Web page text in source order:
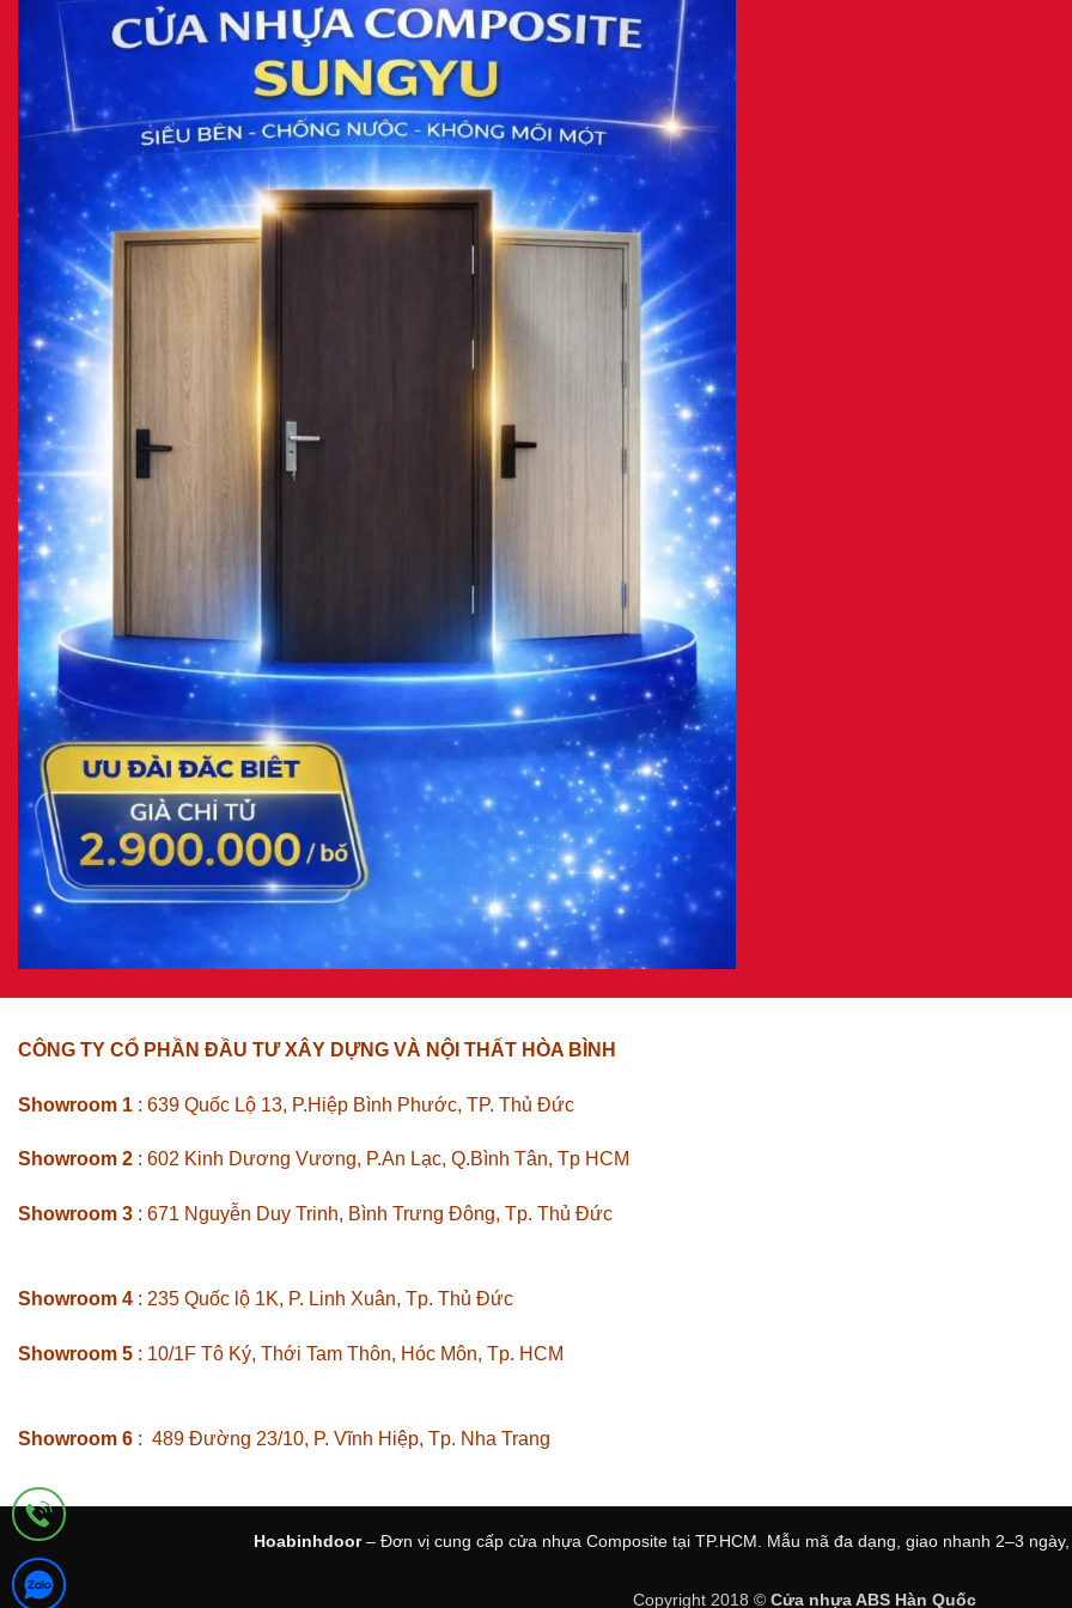
CÔNG TY CỔ PHẦN ĐẦU TƯ XÂY DỰNG VÀ NỘI THẤT HÒA BÌNH
Showroom 1 : 639 Quốc Lộ 13, P.Hiệp Bình Phước, TP. Thủ Đức
Showroom 2 : 602 Kinh Dương Vương, P.An Lạc, Q.Bình Tân, Tp HCM
Showroom 3 : 671 Nguyễn Duy Trinh, Bình Trưng Đông, Tp. Thủ Đức
Showroom 4 : 235 Quốc lộ 1K, P. Linh Xuân, Tp. Thủ Đức
Showroom 5 : 10/1F Tô Ký, Thới Tam Thôn, Hóc Môn, Tp. HCM
Showroom 6 : 489 Đường 23/10, P. Vĩnh Hiệp, Tp. Nha Trang
Hoabinhdoor– Đơn vị cung cấp cửa nhựa Composite tại TP.HCM. Mẫu mã đa dạng, giao nhanh 2–3
Copyright 2018 © Cửa nhựa ABS Hàn Quốc